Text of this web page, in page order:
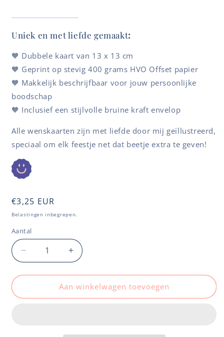
Uniek en met liefde gemaakt:
🧡 Dubbele kaart van 13 x 13 cm
🧡 Geprint op stevig 400 grams HVO Offset papier
🧡 Makkelijk beschrijfbaar voor jouw persoonlijke
boodschap
🧡 Inclusief een stijlvolle bruine kraft envelop
Alle wenskaarten zijn met liefde door mij geïllustreerd,
speciaal om elk feestje net dat beetje extra te geven!
Normale
prijs
€3,25 EUR
Belastingen inbegrepen.
Aantal
Aantal
verlagen
voor
Wenskaart
-
Aantal
verhogen
voor
Wenskaart
-
Aan winkelwagen toevoegen